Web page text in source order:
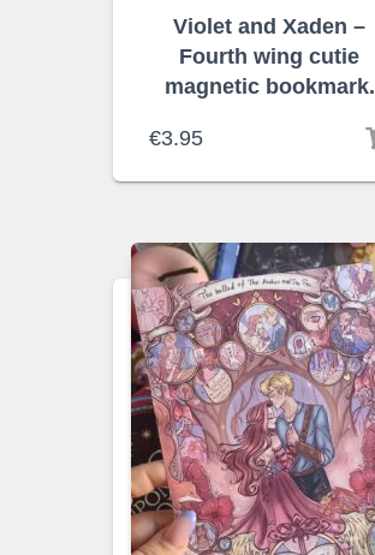
Violet and Xaden –
Fourth wing cutie
magnetic bookmark.
€3.95